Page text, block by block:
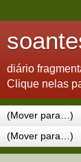
diário
Clique nelas